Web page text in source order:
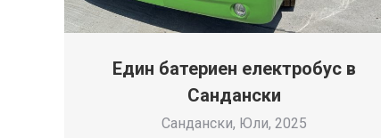
Един батериен електробус в
Сандански
Сандански, Юли, 2025